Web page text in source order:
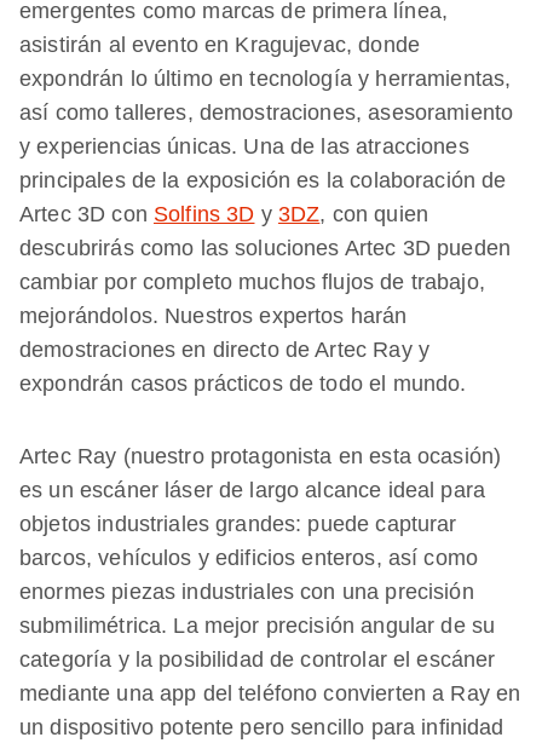
emergentes como marcas de primera línea,
asistirán al evento en Kragujevac, donde
expondrán lo último en tecnología y herramientas,
así como talleres, demostraciones, asesoramiento
y experiencias únicas. Una de las atracciones
principales de la exposición es la colaboración de
Artec 3D con Solfins 3D y 3DZ, con quien
descubrirás como las soluciones Artec 3D pueden
cambiar por completo muchos flujos de trabajo,
mejorándolos. Nuestros expertos harán
demostraciones en directo de Artec Ray y
expondrán casos prácticos de todo el mundo.
Artec Ray (nuestro protagonista en esta ocasión)
es un escáner láser de largo alcance ideal para
objetos industriales grandes: puede capturar
barcos, vehículos y edificios enteros, así como
enormes piezas industriales con una precisión
submilimétrica. La mejor precisión angular de su
categoría y la posibilidad de controlar el escáner
mediante una app del teléfono convierten a Ray en
un dispositivo potente pero sencillo para infinidad